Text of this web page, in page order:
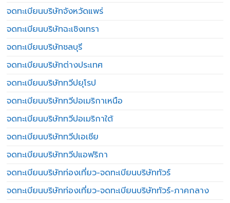
จดทะเบียนบริษัทจังหวัดแพร่
จดทะเบียนบริษัทฉะเชิงเทรา
จดทะเบียนบริษัทชลบุรี
จดทะเบียนบริษัทต่างประเทศ
จดทะเบียนบริษัททวีปยุโรป
จดทะเบียนบริษัททวีปอเมริกาเหนือ
จดทะเบียนบริษัททวีปอเมริกาใต้
จดทะเบียนบริษัททวีปเอเชีย
จดทะเบียนบริษัททวีปแอฟริกา
จดทะเบียนบริษัทท่องเที่ยว-จดทะเบียนบริษัททัวร์
จดทะเบียนบริษัทท่องเที่ยว-จดทะเบียนบริษัททัวร์-ภาคกลาง